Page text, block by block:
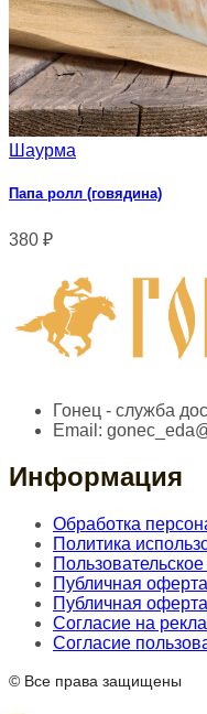
Шаурма
Папа ролл (говядина)
380 ₽
Гонец - служба
Email:
Информация
Обработка
Политика
Публичная
Публичная
Согласие на
Согласие
© Все права защищены